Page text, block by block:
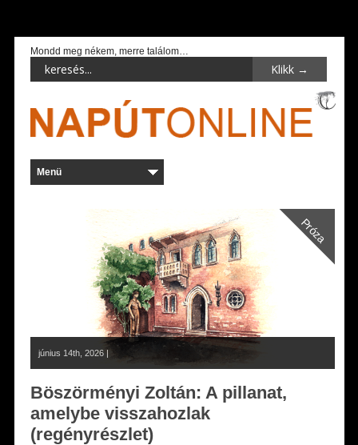
Mondd meg nékem, merre találom…
Próza
június 14th, 2026 |
Böszörményi Zoltán: A pillanat,
amelybe visszahozlak
(regényrészlet)